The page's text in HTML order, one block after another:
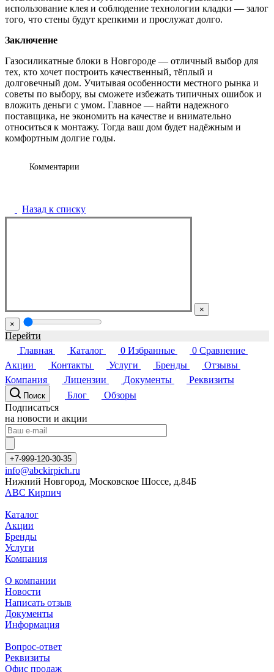
использование клея и соблюдение технологии кладки — залог
того, что стены будут крепкими и прослужат долго.
Заключение
Газосиликатные блоки в Новгороде — отличный выбор для
тех, кто хочет построить качественный, тёплый и
долговечный дом. Учитывая особенности местного рынка и
советы по выбору, вы сможете избежать типичных ошибок и
вложить деньги с умом. Главное — найти надежного
поставщика, не экономить на качестве и внимательно
относиться к монтажу. Тогда ваш дом будет надёжным и
комфортным долгие годы.
Комментарии
Назад к списку
×
×
Перейти
Главная
Каталог 0 Избранные 0 Сравнение
Акции
Контакты Услуги Бренды
Отзывы
Компания
Лицензии Документы Реквизиты
Поиск Блог
Обзоры
Подписаться
на новости и акции
+7-999-120-30-35
info@abckirpich.ru
Нижний Новгород, Московское Шоссе, д.84Б
АВС Кирпич
Каталог
Акции
Бренды
Услуги
Компания
О компании
Новости
Написать отзыв
Документы
Информация
Вопрос-ответ
Реквизиты
Офис продаж